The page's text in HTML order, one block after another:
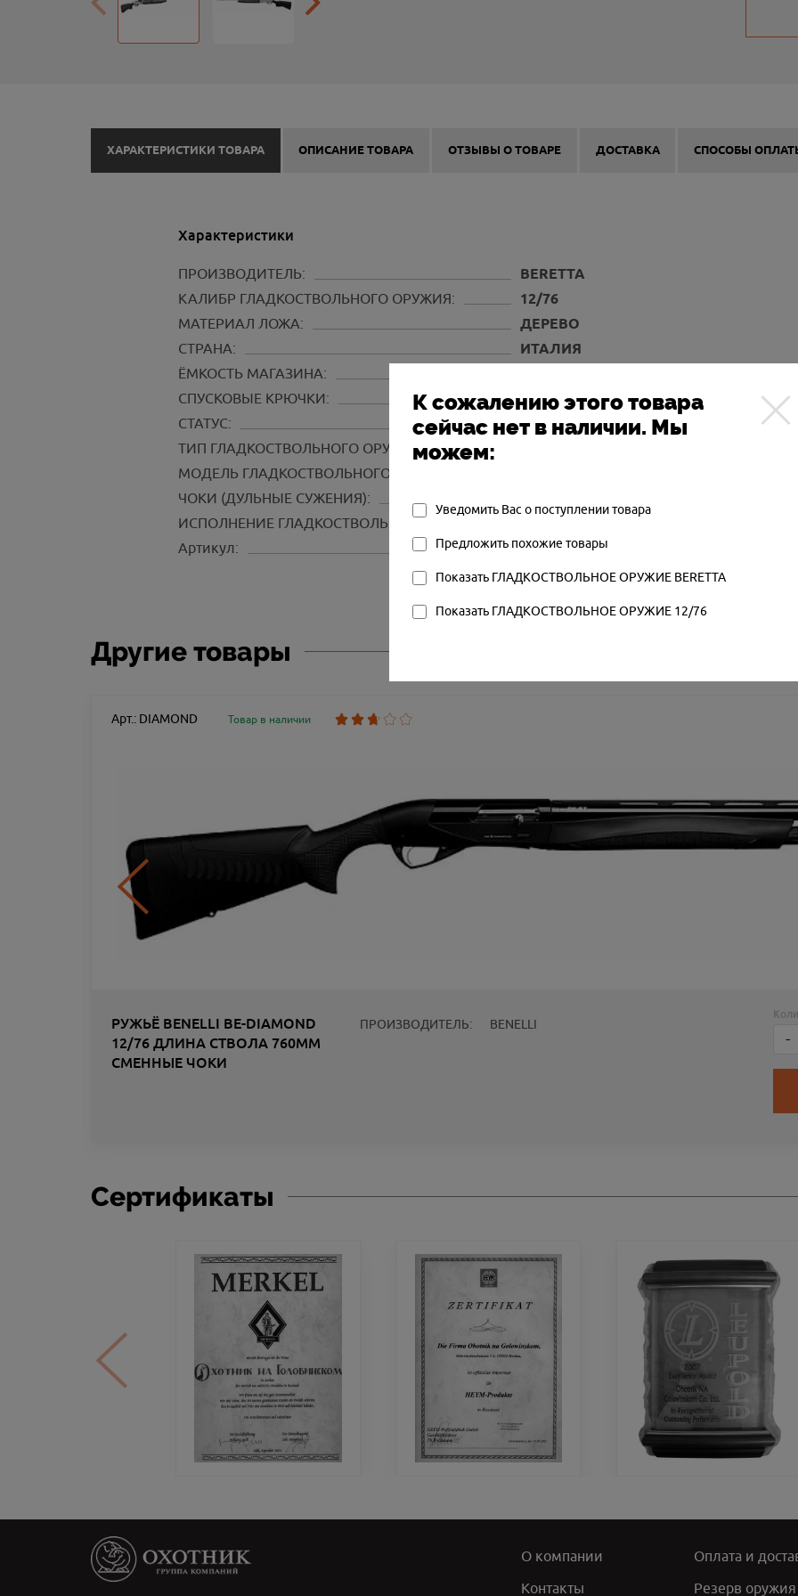
ХАРАКТЕРИСТИКИ ТОВАРА ОПИСАНИЕ ТОВАРА ОТЗЫВЫ О ТОВАРЕ ДОСТАВКА СПОСОБЫ
Характеристики
ПРОИЗВОДИТЕЛЬ: BERETTA
КАЛИБР ГЛАДКОСТВОЛЬНОГО ОРУЖИЯ: 12/76
МАТЕРИАЛ ЛОЖА: ДЕРЕВО
СТРАНА: ИТАЛИЯ
ЁМКОСТЬ МАГАЗИНА:
СПУСКОВЫЕ КРЮЧКИ: ОДИН
СТАТУС: НОВОЕ
ТИП ГЛАДКОСТВОЛЬНОГО ОРУЖИЯ:
МОДЕЛЬ ГЛАДКОСТВОЛЬНОГО ОРУЖИЯ:
ЧОКИ (ДУЛЬНЫЕ СУЖЕНИЯ):
ИСПОЛНЕНИЕ ГЛАДКОСТВОЛЬНОГО ОРУЖИЯ:
Артикул: BRTA400MEDVED
К сожалению этого товара
сейчас нет в наличии. Мы
можем:
Уведомить Вас о поступлении товара
Предложить похожие товары
Показать ГЛАДКОСТВОЛЬНОЕ ОРУЖИЕ BERETTA
Показать ГЛАДКОСТВОЛЬНОЕ ОРУЖИЕ 12/76
Другие товары
Арт.: DIAMOND Товар в наличии
РУЖЬЁ BENELLI BE-DIAMOND
12/76 ДЛИНА СТВОЛА 760ММ
СМЕННЫЕ ЧОКИ
ПРОИЗВОДИТЕЛЬ: BENELLI
-
Сертификаты
О компании
Контакты
Оплата и
Резерв оружия